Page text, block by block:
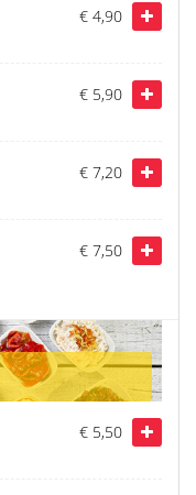
€ 4,90
€ 5,90
€ 7,20
€ 7,50
€ 5,50